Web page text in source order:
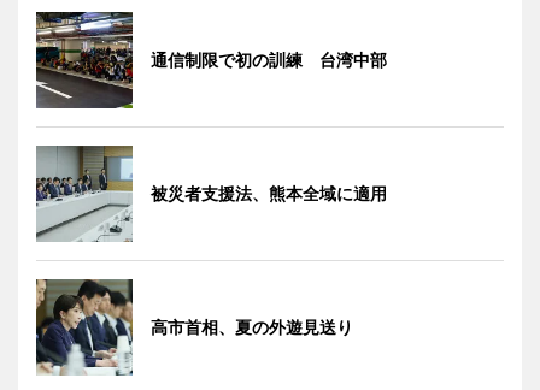
通信制限で初の訓練 台湾中部
被災者支援法、熊本全域に適用
高市首相、夏の外遊見送り